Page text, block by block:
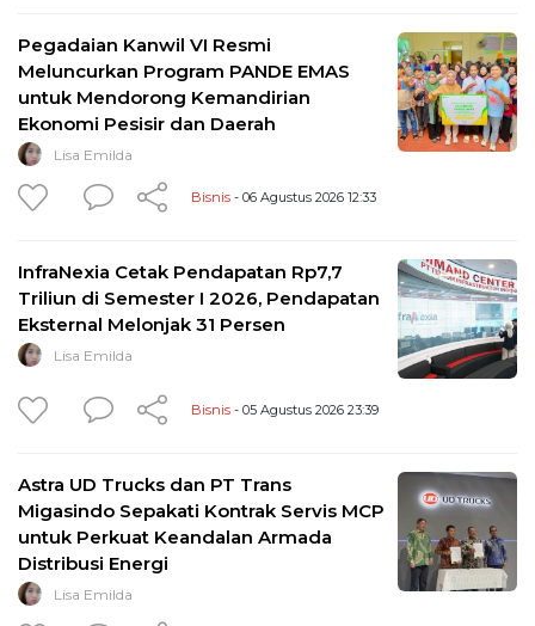
Pegadaian Kanwil VI Resmi
Meluncurkan Program PANDE EMAS
untuk Mendorong Kemandirian
Ekonomi Pesisir dan Daerah
Lisa Emilda
Bisnis - 06 Agustus 2026 12:33
InfraNexia Cetak Pendapatan Rp7,7
Triliun di Semester I 2026, Pendapatan
Eksternal Melonjak 31 Persen
Lisa Emilda
Bisnis - 05 Agustus 2026 23:39
Astra UD Trucks dan PT Trans
Migasindo Sepakati Kontrak Servis MCP
untuk Perkuat Keandalan Armada
Distribusi Energi
Lisa Emilda